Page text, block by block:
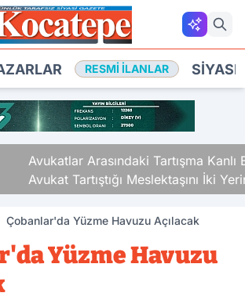
RESMI İLANLAR
Avukatlar Arasındaki Tartışma Kanlı Bitti.
Avukat Tartıştığı Meslektaşını İki Yerinden
Vurdu
Çobanlar'da Yüzme Havuzu Açılacak
Yüzme Havuzu